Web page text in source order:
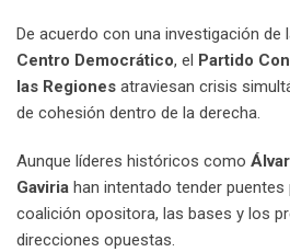
De acuerdo con una investigación de
Centro Democrático, el Partido
las Regiones atraviesan crisis
de cohesión dentro de la derecha.
Aunque líderes históricos como
Gaviria han intentado tender puentes
coalición opositora, las bases y los
direcciones opuestas.